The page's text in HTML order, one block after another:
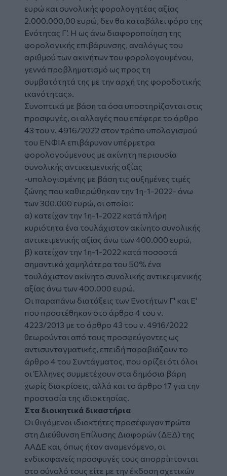
ευρώ και συνολικής φορολογητέας αξίας
2.000.000,00 ευρώ, δεν θα καταβάλει φόρο της
Ενότητας Γ’. Η ως άνω διαφοροποίηση της
φορολογικής επιβάρυνσης, αναλόγως του
αριθµού των ακινήτων του φορολογουµένου,
γεννά προβληµατισµό ως προς τη
συµβατότητά της µε την αρχή της φοροδοτικής
ικανότητας».
Συνοπτικά με βάση τα όσα υποστηρίζονται στις
προσφυγές, οι αλλαγές που επέφερε το άρθρο
43 του ν. 4916/2022 στον τρόπο υπολογισμού
του ΕΝΦΙΑ επιβάρυναν υπέρμετρα
φορολογούμενους με ακίνητη περιουσία
συνολικής αντικειμενικής αξίας
-υπολογισμένης με βάση τις αυξημένες τιμές
ζώνης που καθιερώθηκαν την 1η-1-2022- άνω
των 300.000 ευρώ, οι οποίοι:
α) κατείχαν την 1η-1-2022 κατά πλήρη
κυριότητα ένα τουλάχιστον ακίνητο συνολικής
αντικειμενικής αξίας άνω των 400.000 ευρώ,
β) κατείχαν την 1η-1-2022 κατά ποσοστά
σημαντικά χαμηλότερα του 50% ένα
τουλάχιστον ακίνητο συνολικής αντικειμενικής
αξίας άνω των 400.000 ευρώ.
Οι παραπάνω διατάξεις των Ενοτήτων Γ' και Ε'
που προστέθηκαν στο άρθρο 4 του ν.
4223/2013 με το άρθρο 43 του ν. 4916/2022
θεωρούνται από τους προσφεύγοντες ως
αντισυνταγματικές, επειδή παραβιάζουν το
άρθρο 4 του Συντάγματος, που ορίζει ότι όλοι
οι Έλληνες συμμετέχουν στα δημόσια βάρη
χωρίς διακρίσεις, αλλά και το άρθρο 17 για την
προστασία της ιδιοκτησίας.
Στα διοικητικά δικαστήρια
Οι θιγόμενοι ιδιοκτήτες προσέφυγαν πρώτα
στη Διεύθυνση Επίλυσης Διαφορών (ΔΕΔ) της
ΑΑΔΕ και, όπως ήταν αναμενόμενο, οι
ενδικοφανείς προσφυγές τους απορρίπτονται
στο σύνολό τους είτε με την έκδοση σχετικών